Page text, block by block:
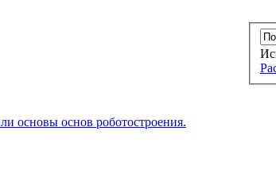
основы основ роботостроения.